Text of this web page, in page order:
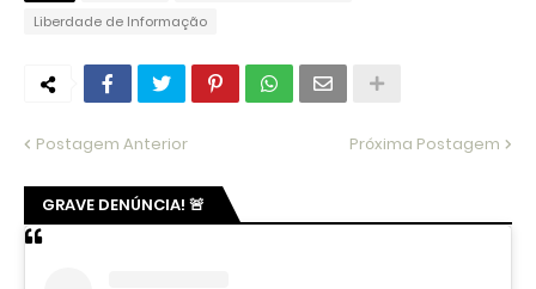
Liberdade de Informação
Postagem Anterior Próxima Postagem
GRAVE DENÚNCIA! 🚨